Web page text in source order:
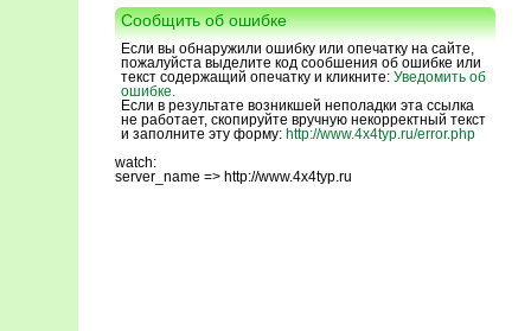
Сообщить об ошибке
Если вы обнаружили ошибку или опечатку на сайте,
пожалуйста выделите код сообшения об ошибке или
текст содержащий опечатку и кликните: Уведомить об
ошибке.
Если в результате возникшей неполадки эта ссылка
не работает, скопируйте вручную некорректный текст
и заполните эту форму: http://www.4x4typ.ru/error.php
watch:
server_name => http://www.4x4typ.ru